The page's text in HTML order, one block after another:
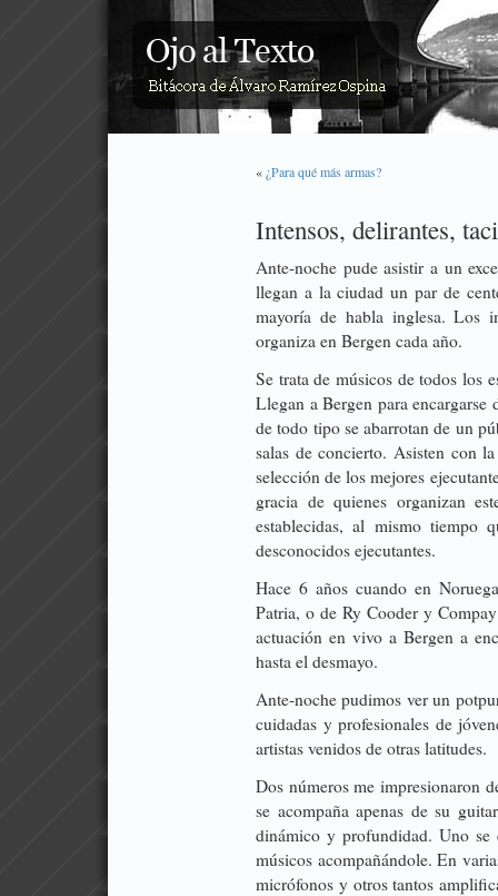
« ¿Para qué más armas?
Intensos, delirantes,
Ante-noche pude asistir a un
llegan a la ciudad un par de
mayoría de habla inglesa. Los
organiza en Bergen cada año.
Se trata de músicos de todos los
Llegan a Bergen para encargarse
de todo tipo se abarrotan de un
salas de concierto. Asisten con
selección de los mejores
gracia de quienes organizan
establecidas, al mismo tiempo
desconocidos ejecutantes.
Hace 6 años cuando en
Patria, o de Ry Cooder y
actuación en vivo a Bergen a
hasta el desmayo.
Ante-noche pudimos ver un
cuidadas y profesionales de
artistas venidos de otras latitudes.
Dos números me impresionaron
se acompaña apenas de su
dinámico y profundidad. Uno se
músicos acompañándole. En
micrófonos y otros tantos